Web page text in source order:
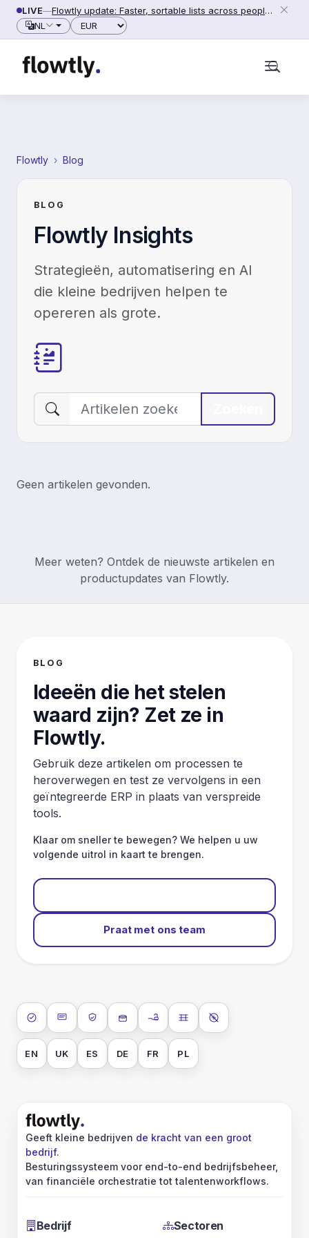
Naar inhoud gaan
LIVE—
Flowtly update: Faster, sortable lists across people, counterparties and settings (2026-06-28)
NL
Valuta
Flowtly Blog
BLOG
Flowtly Insights
Strategieën, automatisering en AI
die kleine bedrijven helpen te
opereren als grote.
Zoeken
Geen artikelen gevonden.
Meer weten? Ontdek de nieuwste artikelen en
productupdates van Flowtly.
BLOG
Ideeën die het stelen
waard zijn? Zet ze in
Flowtly.
Gebruik deze artikelen om processen te
heroverwegen en test ze vervolgens in een
geïntegreerde ERP in plaats van verspreide
tools.
Klaar om sneller te bewegen? We helpen u uw
volgende uitrol in kaart te brengen.
Praat met ons team
ISO 27001SOC 2 Type II
AVG Dataversleuteling in rust
Dataversleuteling tijdens
Data-isolatieGeen AI-training
EN UK ES DE FR PL
Geeft kleine bedrijven de kracht van een groot
bedrijf.
Besturingssysteem voor end-to-end bedrijfsbeheer,
van financiële orchestratie tot talentenworkflows.
Bedrijf Sectoren